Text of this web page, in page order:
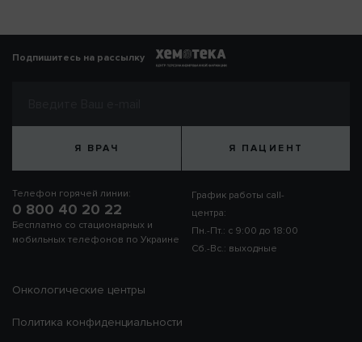
Подпишитесь на рассылку
Я ВРАЧ Я ПАЦИЕНТ
Телефон горячей линии:
0 800 40 20 22
Бесплатно со стационарных и
мобильных телефонов по Украине
График работы call-
центра:
Пн.-Пт.: с 9:00 до 18:00
Сб.-Вс.: выходные
Онкологические центры
Политика конфиденциальности